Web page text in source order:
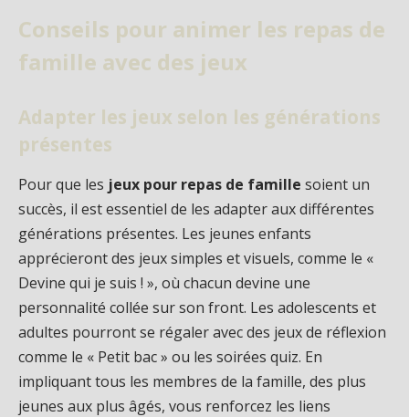
Conseils pour animer les repas de
famille avec des jeux
Adapter les jeux selon les générations
présentes
Pour que les jeux pour repas de famille soient un
succès, il est essentiel de les adapter aux différentes
générations présentes. Les jeunes enfants
apprécieront des jeux simples et visuels, comme le «
Devine qui je suis ! », où chacun devine une
personnalité collée sur son front. Les adolescents et
adultes pourront se régaler avec des jeux de réflexion
comme le « Petit bac » ou les soirées quiz. En
impliquant tous les membres de la famille, des plus
jeunes aux plus âgés, vous renforcez les liens